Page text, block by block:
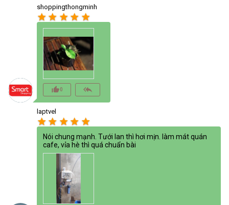
shoppingthongminh
star star star star star
thumb_up_alt0 reply_all
laptvel
star star star star star
Nói chung mạnh. Tưới lan thì hơi mịn. làm mát quán
cafe, vỉa hè thì quá chuẩn bài